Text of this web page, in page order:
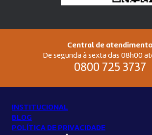
Central de atendimento
De segunda à sexta das 08h00
0800 725 3737
INSTITUCIONAL
BLOG
POLÍTICA DE PRIVACIDADE